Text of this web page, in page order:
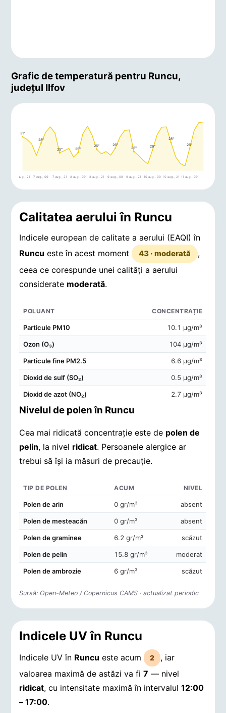
Grafic de temperatură pentru Runcu,
județul Ilfov
31°
6 aug., 21
28°
7 aug., 09
25°
7 aug., 21
25°
8 aug., 09
26°
8 aug., 21
26°
9 aug., 09
25°
9 aug., 21
26°
10 aug., 09
28°
10 aug., 21
26°
11 aug., 09
Calitatea aerului în Runcu
Indicele european de calitate a aerului (EAQI) în
Runcu este în acest moment 43 · moderată
,
ceea ce corespunde unei calități a aerului
considerate moderată.
POLUANT CONCENTRAȚIE
Particule PM10 10.1 μg/m³
Ozon (O₃) 104 μg/m³
Particule fine PM2.5 6.6 μg/m³
Dioxid de sulf (SO₂) 0.5 μg/m³
Dioxid de azot (NO₂) 2.7 μg/m³
Nivelul de polen în Runcu
Cea mai ridicată concentrație este de polen de
pelin, la nivel ridicat. Persoanele alergice ar
trebui să își ia măsuri de precauție.
Concentrații de polen în aerul din Runcu
TIP DE POLEN ACUM NIVEL
Polen de arin 0 gr/m³ absent
Polen de mesteacăn 0 gr/m³ absent
Polen de graminee 6.2 gr/m³ scăzut
Polen de pelin 15.8 gr/m³ moderat
Polen de ambrozie 6 gr/m³ scăzut
Sursă: Open-Meteo / Copernicus CAMS · actualizat periodic
Indicele UV în Runcu
Indicele UV în Runcu este acum 2
, iar
valoarea maximă de astăzi va fi7 — nivel
ridicat, cu intensitate maximă în intervalul12:00
– 17:00.